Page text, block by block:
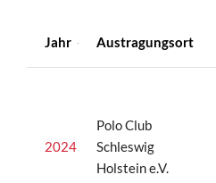
Jahr Austragungsort
2024
Polo Club
Schleswig
Holstein e.V.